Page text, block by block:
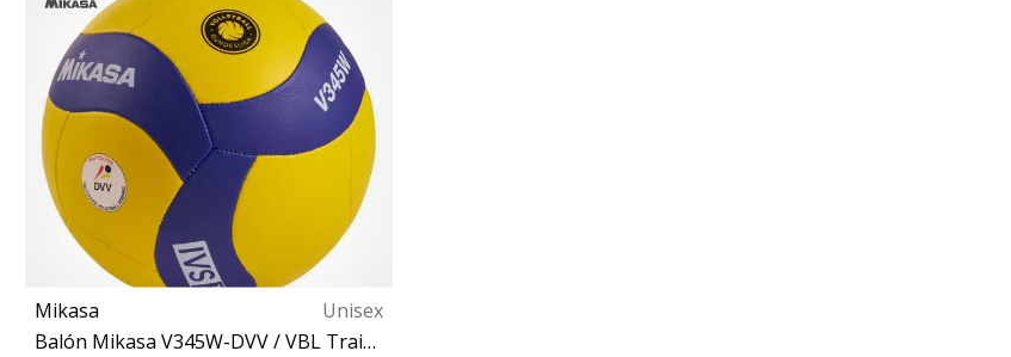
Mikasa
Unisex
Balón Mikasa V345W-DVV / VBL Training Ball